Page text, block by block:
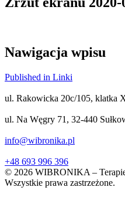
Nawigacja wpisu
Published in Linki
ul. Rakowicka 20c/105, klatka
ul. Na Węgry 71, 32-440
info@wibronika.pl
+48 693 996 396
© 2026 WIBRONIKA –
Wszystkie prawa zastrzeżone.